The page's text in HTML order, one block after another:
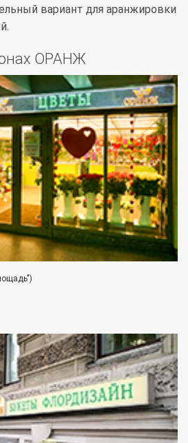
вариант для аранжировки
ОРАНЖ